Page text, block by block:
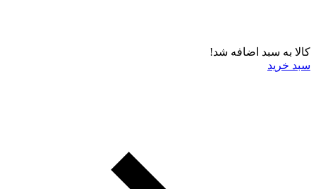
کالا به سبد اضافه شد!
سبد خرید